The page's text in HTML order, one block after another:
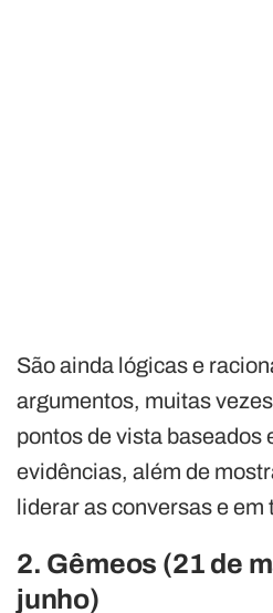
São ainda lógicas e
argumentos, muitas
pontos de vista baseados
evidências, além de
liderar as conversas e em
2. Gêmeos (21 de
junho)